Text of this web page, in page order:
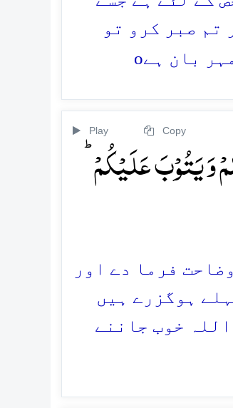
تم صبر کرو تو
بان ہےo
Play Copy
وَ یَتُوۡبَ عَلَیۡکُمۡ
فرما دے اور
ہوگزرے ہیں
خوب جاننے